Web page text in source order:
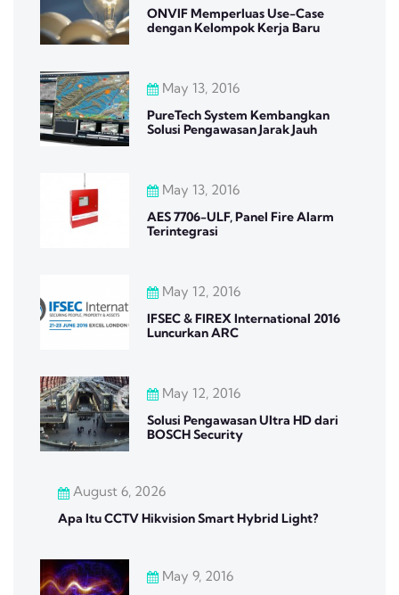
ONVIF Memperluas Use-Case
dengan Kelompok Kerja Baru
May 13, 2016
PureTech System Kembangkan
Solusi Pengawasan Jarak Jauh
May 13, 2016
AES 7706-ULF, Panel Fire Alarm
Terintegrasi
May 12, 2016
IFSEC & FIREX International 2016
Luncurkan ARC
May 12, 2016
Solusi Pengawasan Ultra HD dari
BOSCH Security
August 6, 2026
Apa Itu CCTV Hikvision Smart Hybrid Light?
May 9, 2016